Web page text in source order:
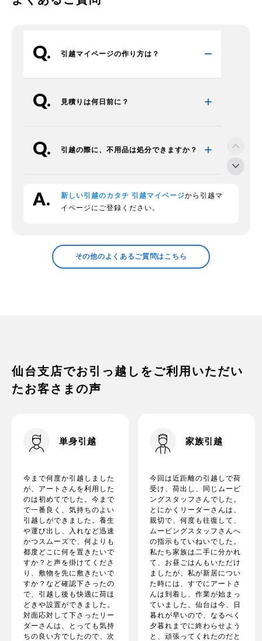
引越マイページの作り方は？
見積りは何日前に？
引越の際に、不用品は処分できますか？
段ボールの回収をお願いできますか？
領収証の発行などについて確認したい
新しい引越のカタチ 引越マイページから引越マ
イページにご登録ください。
その他のよくあるご質問はこちら
仙台支店でお引っ越しをご利用いただい
たお客さまの声
単身引越
今まで何度か引越しました
が、アートさんを利用した
のは初めてでした。今まで
で一番良く、気持ちのよい
引越しができました。養生
や運び出し、入れなど迅速
かつスムーズで、何よりも
都度どこに何を置きたいで
すか？と声を掛けてくださ
り、敷物を先に敷きたいで
すか？など確認下さったの
で、引越し後も快適に荷ほ
どきや設置ができました。
対面応対して下さったリー
ダーさんは、とっても気持
ちの良い方でしたので、次
家族引越
今回は近距離の引越しで荷
受け、荷出し、同じムービ
ングスタッフさんでした。
とにかくリーダーさんは、
親切で、何度も往復して、
ムービングスタッフさんへ
の指示もていねいでした。
私たち家族は二手に分かれ
て、お昼ごはんもいただけ
ましたが、私が新居につい
た時には、すでにアートさ
んは到着し、作業が始まっ
ていました。仙台は今、日
暮れが早いので、なるべく
夕暮れまでに終わらせよう
と、頑張ってくれたのだと